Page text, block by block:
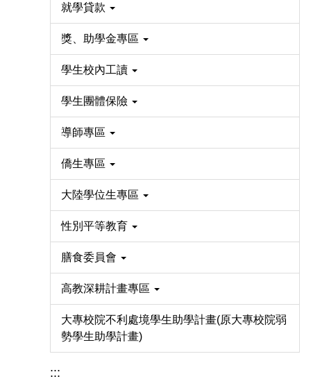
就學貸款
獎、助學金專區
學生校內工讀
學生團體保險
導師專區
僑生專區
大陸學位生專區
性別平等教育
膳食委員會
高教深耕計畫專區
大專校院不利處境學生助學計畫(原大專校院弱
勢學生助學計畫)
:::